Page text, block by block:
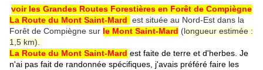
voir les Grandes Routes Forestières en Forêt de Compiègne
La Route du Mont Saint-Mard est située au Nord-Est dans la
Forêt de Compiègne sur le Mont Saint-Mard (longueur estimée :
1,5 km).
La Route du Mont Saint-Mard est faite de terre et d'herbes. Je
n'ai pas fait de randonnée spécifiques, j'avais préféré faire les